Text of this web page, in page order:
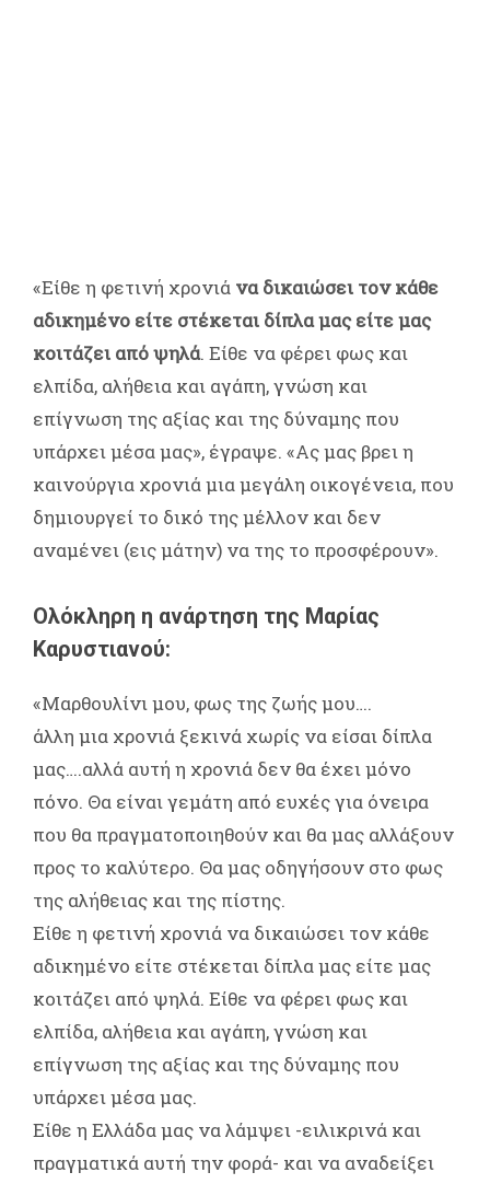
«Είθε η φετινή χρονιά να δικαιώσει τον κάθε
αδικημένο είτε στέκεται δίπλα μας είτε μας
κοιτάζει από ψηλά. Είθε να φέρει φως και
ελπίδα, αλήθεια και αγάπη, γνώση και
επίγνωση της αξίας και της δύναμης που
υπάρχει μέσα μας», έγραψε. «Ας μας βρει η
καινούργια χρονιά μια μεγάλη οικογένεια, που
δημιουργεί το δικό της μέλλον και δεν
αναμένει (εις μάτην) να της το προσφέρουν».
Ολόκληρη η ανάρτηση της Μαρίας
Καρυστιανού:
«Μαρθουλίνι μου, φως της ζωής μου….
άλλη μια χρονιά ξεκινά χωρίς να είσαι δίπλα
μας….αλλά αυτή η χρονιά δεν θα έχει μόνο
πόνο. Θα είναι γεμάτη από ευχές για όνειρα
που θα πραγματοποιηθούν και θα μας αλλάξουν
προς το καλύτερο. Θα μας οδηγήσουν στο φως
της αλήθειας και της πίστης.
Είθε η φετινή χρονιά να δικαιώσει τον κάθε
αδικημένο είτε στέκεται δίπλα μας είτε μας
κοιτάζει από ψηλά. Είθε να φέρει φως και
ελπίδα, αλήθεια και αγάπη, γνώση και
επίγνωση της αξίας και της δύναμης που
υπάρχει μέσα μας.
Είθε η Ελλάδα μας να λάμψει -ειλικρινά και
πραγματικά αυτή την φορά- και να αναδείξει